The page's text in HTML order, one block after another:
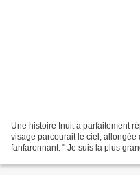
Une histoire Inuit a parfaitement
visage parcourait le ciel, allongée
fanfaronnant: " Je suis la plus